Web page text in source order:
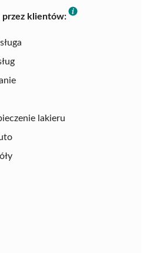
przez klientów:
lakieru